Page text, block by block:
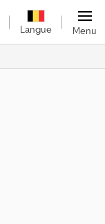
Langue Menu